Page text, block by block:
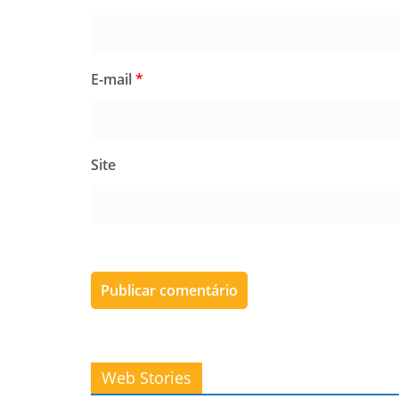
E-mail*
Site
Web Stories
Kelly Clarkson